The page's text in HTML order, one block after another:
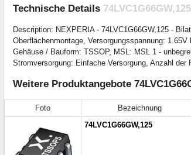
Technische Details
Description: NEXPERIA - 74LVC1G66GW,125 -
Oberflächenmontage, Versorgungsspannung:
Gehäuse / Bauform: TSSOP, MSL: MSL 1 -
Stromversorgung: Einfache Versorgung, Anzahl
Weitere Produktangebote
Foto Bezeichnung
74LVC1G66GW,125